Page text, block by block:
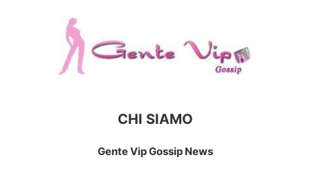
CHI SIAMO
Gente Vip Gossip News